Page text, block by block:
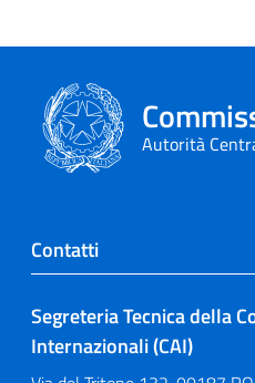
Autorità
Contatti
Segreteria Tecnica della
Internazionali (CAI)